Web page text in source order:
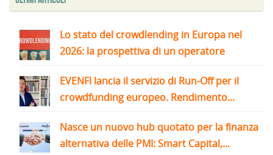
Lo stato del crowdlending in Europa nel
2026: la prospettiva di un operatore
EVENFI lancia il servizio di Run-Off per il
crowdfunding europeo. Rendimento...
Nasce un nuovo hub quotato per la finanza
alternativa delle PMI: Smart Capital,...